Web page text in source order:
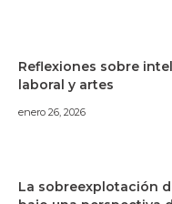
Reflexiones sobre
laboral y artes
enero 26, 2026
La sobreexplotación